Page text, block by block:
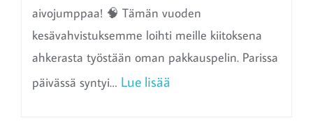
aivojumppaa! 🧠 Tämän vuoden
kesävahvistuksemme loihti meille kiitoksena
ahkerasta työstään oman pakkauspelin. Parissa
päivässä syntyi… Lue lisää